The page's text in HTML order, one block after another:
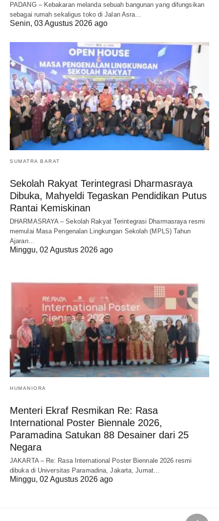
PADANG – Kebakaran melanda sebuah bangunan yang difungsikan
sebagai rumah sekaligus toko di Jalan Asra…
Senin, 03 Agustus 2026 ago
SUMATRA BARAT
Sekolah Rakyat Terintegrasi Dharmasraya
Dibuka, Mahyeldi Tegaskan Pendidikan Putus
Rantai Kemiskinan
DHARMASRAYA – Sekolah Rakyat Terintegrasi Dharmasraya resmi
memulai Masa Pengenalan Lingkungan Sekolah (MPLS) Tahun
Ajaran…
Minggu, 02 Agustus 2026 ago
HUMANIORA
Menteri Ekraf Resmikan Re: Rasa
International Poster Biennale 2026,
Paramadina Satukan 88 Desainer dari 25
Negara
JAKARTA – Re: Rasa International Poster Biennale 2026 resmi
dibuka di Universitas Paramadina, Jakarta, Jumat…
Minggu, 02 Agustus 2026 ago